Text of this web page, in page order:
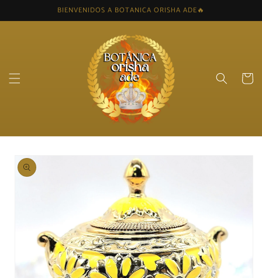
content
BIENVENIDOS A BOTANICA ORISHA ADE🔥
Cart
Skip to
product
information